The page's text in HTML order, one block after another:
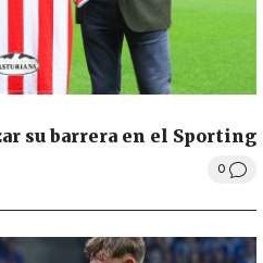
su barrera en el Sporting
0